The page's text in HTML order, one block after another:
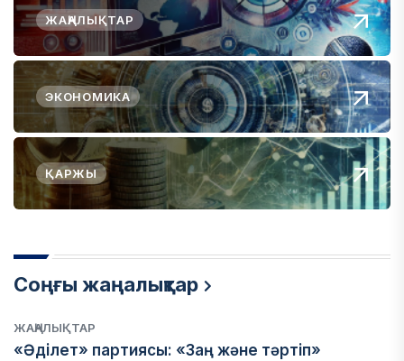
ЖАҢАЛЫҚТАР
ЭКОНОМИКА
ҚАРЖЫ
Соңғы жаңалықтар
ЖАҢАЛЫҚТАР
«Әділет» партиясы: «Заң және тәртіп»